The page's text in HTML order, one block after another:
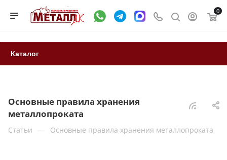
0
Каталог
Основные правила хранения
металлопроката
Статьи — Основные правила хранения металлопроката